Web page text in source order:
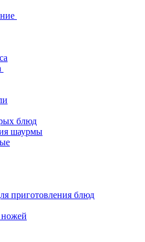
блюд
шаурмы
приготовления блюд
ножей